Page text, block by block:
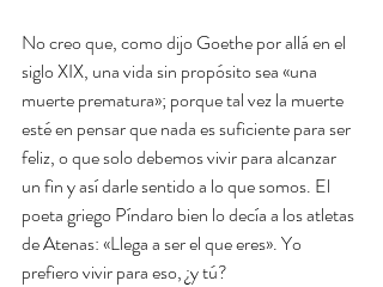
No creo que, como dijo Goethe por allá en el
siglo XIX, una vida sin propósito sea «una
muerte prematura»; porque tal vez la muerte
esté en pensar que nada es suficiente para ser
feliz, o que solo debemos vivir para alcanzar
un fin y así darle sentido a lo que somos. El
poeta griego Píndaro bien lo decía a los atletas
de Atenas: «Llega a ser el que eres». Yo
prefiero vivir para eso, ¿y tú?